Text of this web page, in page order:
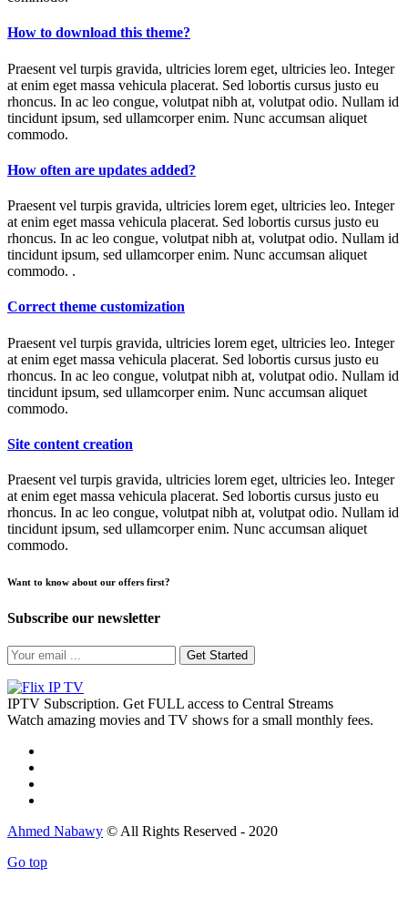
How to download this theme?
Praesent vel turpis gravida, ultricies lorem eget, ultricies leo. Integer
at enim eget massa vehicula placerat. Sed lobortis cursus justo eu
rhoncus. In ac leo congue, volutpat nibh at, volutpat odio. Nullam id
tincidunt ipsum, sed ullamcorper enim. Nunc accumsan aliquet
commodo.
How often are updates added?
Praesent vel turpis gravida, ultricies lorem eget, ultricies leo. Integer
at enim eget massa vehicula placerat. Sed lobortis cursus justo eu
rhoncus. In ac leo congue, volutpat nibh at, volutpat odio. Nullam id
tincidunt ipsum, sed ullamcorper enim. Nunc accumsan aliquet
commodo. .
Correct theme customization
Praesent vel turpis gravida, ultricies lorem eget, ultricies leo. Integer
at enim eget massa vehicula placerat. Sed lobortis cursus justo eu
rhoncus. In ac leo congue, volutpat nibh at, volutpat odio. Nullam id
tincidunt ipsum, sed ullamcorper enim. Nunc accumsan aliquet
commodo.
Site content creation
Praesent vel turpis gravida, ultricies lorem eget, ultricies leo. Integer
at enim eget massa vehicula placerat. Sed lobortis cursus justo eu
rhoncus. In ac leo congue, volutpat nibh at, volutpat odio. Nullam id
tincidunt ipsum, sed ullamcorper enim. Nunc accumsan aliquet
commodo.
Want to know about our offers first?
Subscribe our newsletter
Get Started
IPTV Subscription. Get FULL access to Central Streams
Watch amazing movies and TV shows for a small monthly fees.
Ahmed Nabawy © All Rights Reserved - 2020
Go top